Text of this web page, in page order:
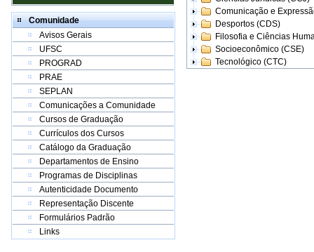
Comunidade
Avisos Gerais
UFSC
PROGRAD
PRAE
SEPLAN
Comunicações a Comunidade
Cursos de Graduação
Currículos dos Cursos
Catálogo da Graduação
Departamentos de Ensino
Programas de Disciplinas
Autenticidade Documento
Representação Discente
Formulários Padrão
Links
Comunicação e
Desportos (CDS)
Filosofia e Ciências
Socioeconômico (CSE)
Tecnológico (CTC)